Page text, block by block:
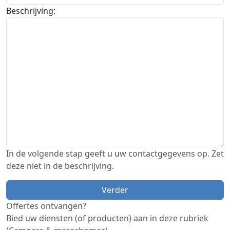
Beschrijving:
In de volgende stap geeft u uw contactgegevens op. Zet
deze niet in de beschrijving.
Offertes ontvangen?
Bied uw diensten (of producten) aan in deze rubriek